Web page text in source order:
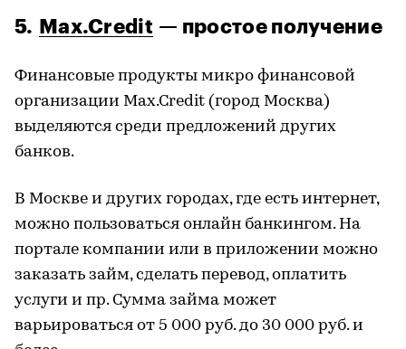
5. Max.Credit — простое получение
Финансовые продукты микро финансовой
организации Max.Credit (город Москва)
выделяются среди предложений других
банков.
В Москве и других городах, где есть интернет,
можно пользоваться онлайн банкингом. На
портале компании или в приложении можно
заказать займ, сделать перевод, оплатить
услуги и пр. Сумма займа может
варьироваться от 5 000 руб. до 30 000 руб. и